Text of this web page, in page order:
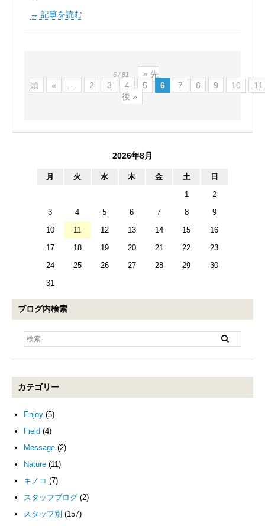
記事を読む
6 / 81
« 先
頭
« 2 3 4 5 6 7 8 9 10
11
後 »
2026年8月
月 火 水 木 金 土
日
1
2
3
4 5 6 7 8
9
10
11 12 13 14 15
16
17
18 19 20 21 22
23
24
25 26 27 28 29
30
31
ブログ内検索
カテゴリー
Enjoy (5)
Field (4)
Message (2)
Nature (11)
キノコ (7)
スタッフブログ (2)
スタッフ別 (157)